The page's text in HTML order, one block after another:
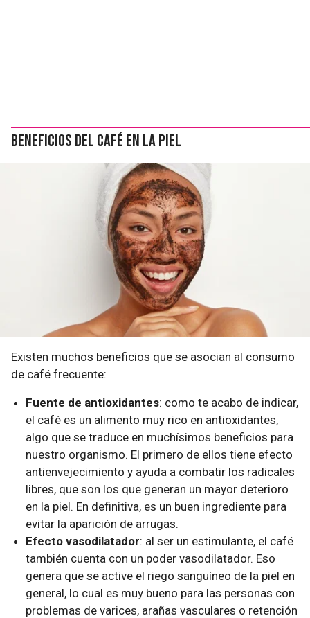
Beneficios del café en la piel
Existen muchos beneficios que se asocian al consumo
de café frecuente:
Fuente de antioxidantes: como te acabo de indicar,
el café es un alimento muy rico en antioxidantes,
algo que se traduce en muchísimos beneficios para
nuestro organismo. El primero de ellos tiene efecto
antienvejecimiento y ayuda a combatir los radicales
libres, que son los que generan un mayor deterioro
en la piel. En definitiva, es un buen ingrediente para
evitar la aparición de arrugas.
Efecto vasodilatador: al ser un estimulante, el café
también cuenta con un poder vasodilatador. Eso
genera que se active el riego sanguíneo de la piel en
general, lo cual es muy bueno para las personas con
problemas de varices, arañas vasculares o retención